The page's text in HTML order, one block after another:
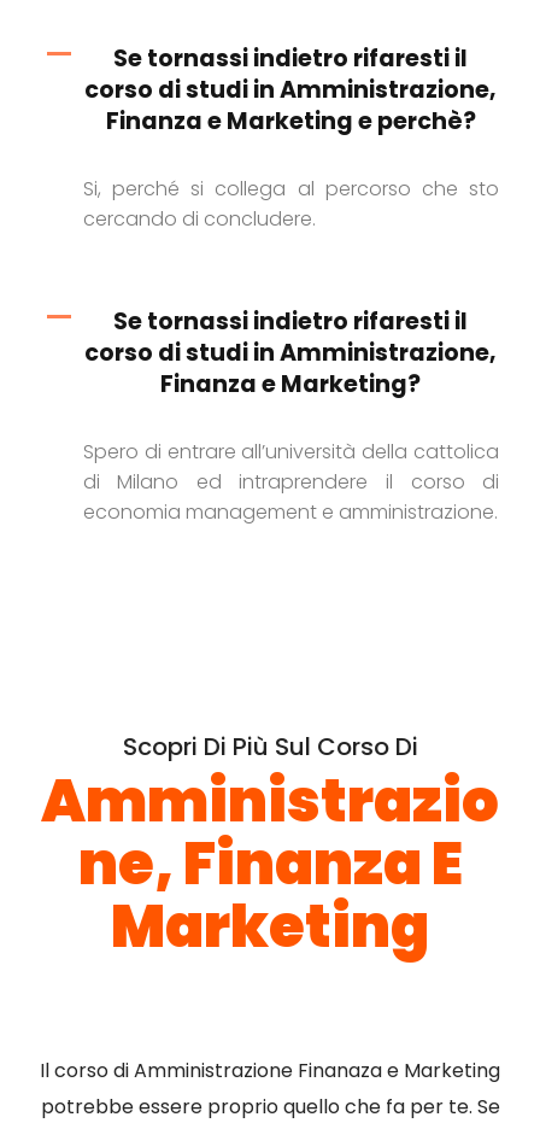
Se tornassi indietro rifaresti il
corso di studi in Amministrazione,
Finanza e Marketing e perchè?
Si, perché si collega al percorso che sto
cercando di concludere.
Se tornassi indietro rifaresti il
corso di studi in Amministrazione,
Finanza e Marketing?
Spero di entrare all’università della cattolica
di Milano ed intraprendere il corso di
economia management e amministrazione.
Scopri Di Più Sul Corso Di
Amministrazio
Ne, Finanza E
Marketing
Il corso di Amministrazione Finanaza e Marketing
potrebbe essere proprio quello che fa per te. Se